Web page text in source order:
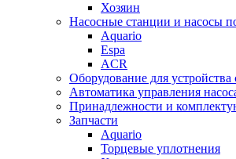
Хозяин
Насосные станции и насосы
Aquario
Espa
ACR
Оборудование для устройства
Автоматика управления
Принадлежности и
Запчасти
Aquario
Торцевые уплотнения